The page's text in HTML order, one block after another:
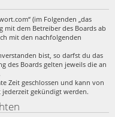
(im Folgenden „das
mit dem Betreiber des Boards ab
mit den nachfolgenden
bist, so darfst du das
des Boards gelten jeweils die an
Zeit geschlossen und kann von
gekündigt werden.